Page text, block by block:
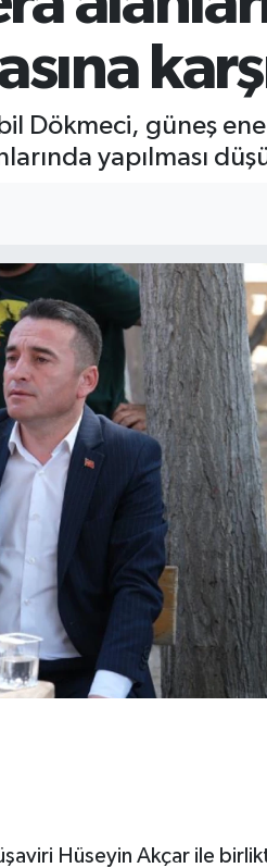
Dökmeci, güneş
yapılması
Hüseyin Akçar ile